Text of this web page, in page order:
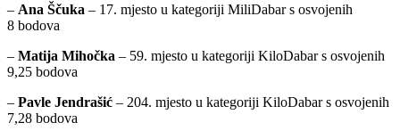
– Ana Ščuka – 17. mjesto u kategoriji MiliDabar s osvojenih
8 bodova
– Matija Mihočka – 59. mjesto u kategoriji KiloDabar s osvojenih
9,25 bodova
– Pavle Jendrašić – 204. mjesto u kategoriji KiloDabar s osvojenih
7,28 bodova